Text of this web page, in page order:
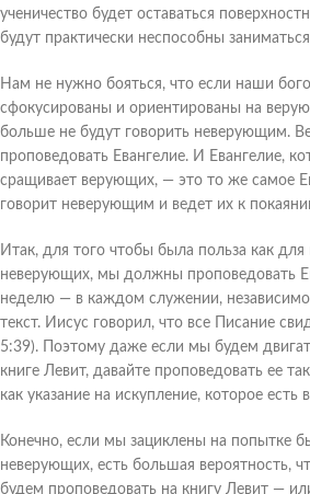
ученичество будет оставаться
будут практически неспособны
Нам не нужно бояться, что если наши
сфокусированы и ориентированы на
больше не будут говорить неверующим.
проповедовать Евангелие. И Евангелие,
сращивает верующих, — это то же самое
говорит неверующим и ведет их к
Итак, для того чтобы была польза как
неверующих, мы должны проповедовать
неделю — в каждом служении, независимо
текст. Иисус говорил, что все Писание
5:39). Поэтому даже если мы будем
книге Левит, давайте проповедовать ее
как указание на искупление, которое есть
Конечно, если мы зациклены на попытке
неверующих, есть большая вероятность,
будем проповедовать на книгу Левит —